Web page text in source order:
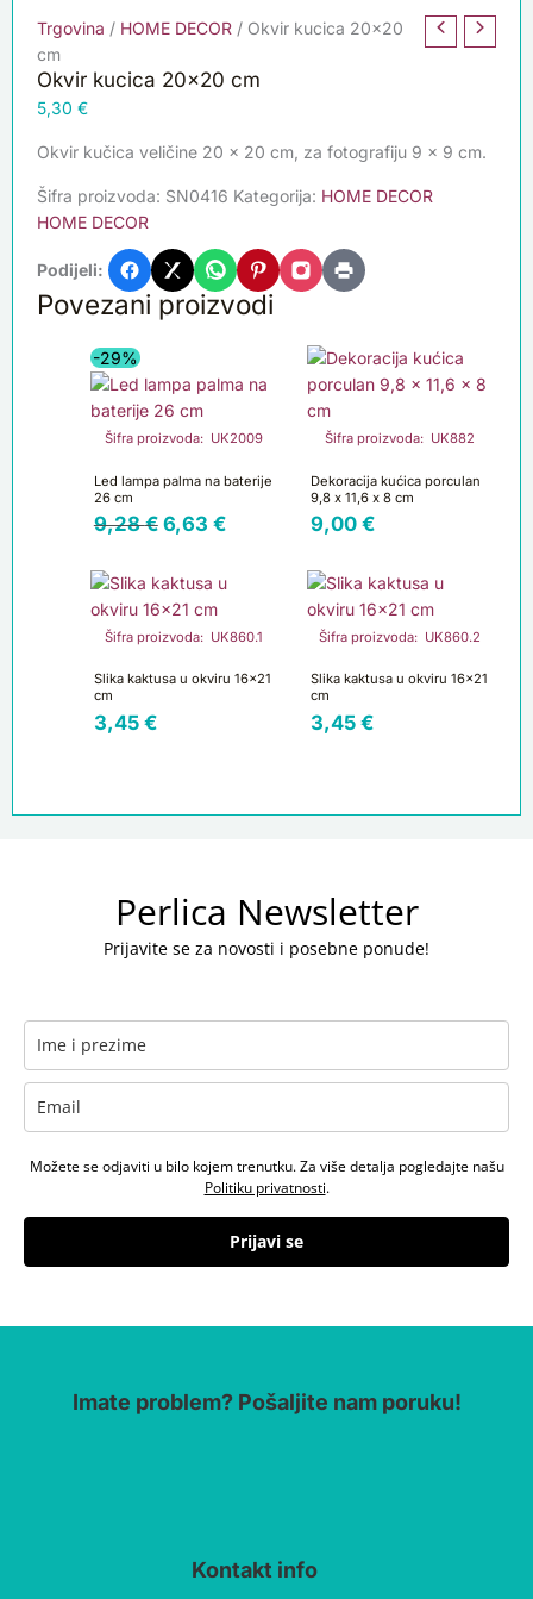
Trgovina / HOME DECOR / Okvir kucica 20×20
cm
Okvir kucica 20×20 cm
5,30 €
Okvir kučica veličine 20 x 20 cm, za fotografiju 9 x 9 cm.
Šifra proizvoda: SN0416 Kategorija: HOME DECOR
HOME DECOR
Podijeli:
Povezani proizvodi
-29%
Šifra proizvoda: UK2009
Led lampa palma na baterije
26 cm
9,28€
cijena
bila
je:
6,63 €
Trenutna
cijena
6,63 €.
Šifra proizvoda: UK882
Dekoracija kućica porculan
9,8 x 11,6 x 8 cm
9,00 €
Šifra proizvoda: UK860.1
Slika kaktusa u okviru 16×21
cm
3,45 €
Šifra proizvoda: UK860.2
Slika kaktusa u okviru 16×21
cm
3,45 €
Perlica Newsletter
Prijavite se za novosti i posebne ponude!
Možete se odjaviti u bilo kojem trenutku. Za više detalja pogledajte našu
Politiku privatnosti.
Prijavi se
Imate problem? Pošaljite nam poruku!
Kontakt info